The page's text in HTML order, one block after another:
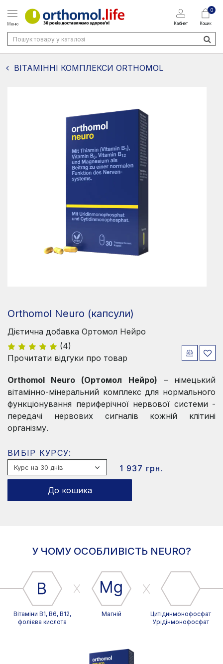
Меню Кабінет
0
Кошик
ВІТАМІННІ КОМПЛЕКСИ ORTHOMOL
Orthomol Neuro (капсули)
Дієтична добавка Ортомол Нейро
(4)
Прочитати відгуки про товар
Orthomol Neuro (Ортомол Нейро) – німецький
вітамінно-мінеральний комплекс для нормального
функціонування периферічної нервової системи -
передачі нервових сигналів кожній клітині
організму.
ВИБІР КУРСУ:
1 937 грн.
До кошика
У ЧОМУ ОСОБЛИВІСТЬ NEURO?
Вітаміни В1, В6, В12,
фолієва кислота
Магній
Цитідинмонофосфат
Урідінмонофосфат